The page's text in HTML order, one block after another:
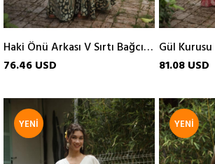
Haki Önü Arkası V Sırtı Bağcıklı Elbise
76.46 USD
81.08 USD
YENI
ÜRÜN
YENI
ÜRÜN